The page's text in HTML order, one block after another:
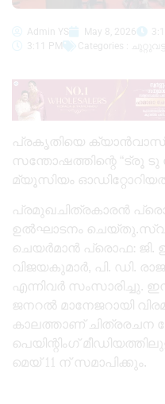
Admin YS May 8, 2026
3:11 PM
Categories : ചുറ്റുവട്ടം
പ്രകൃതിയെ
സന്തോഷത്തിന്റെ “ട്രൂ ടു
മ്യൂസിയം
പ്രമുഖചിത്രകാരൻ
ഉൽഘാടനം
ചെയർമാൻ പ്രൊഫ: ജി.
വിജയകുമാർ, പി. ഡി.
എന്നിവർ സംസാരിച്ചു.
ജനറൽ മാനേജറായി
കാലത്താണ് ചിത്രരചന
പെയിന്റിംഗ്
മെയ്‌ 11 ന് സമാപിക്കും.